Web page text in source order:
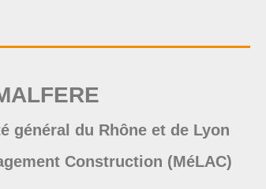
général du Rhône et de Lyon
Construction (MéLAC)